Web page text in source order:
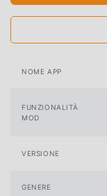
NOME APP
FUNZIONALITÀ
MOD
VERSIONE
GENERE